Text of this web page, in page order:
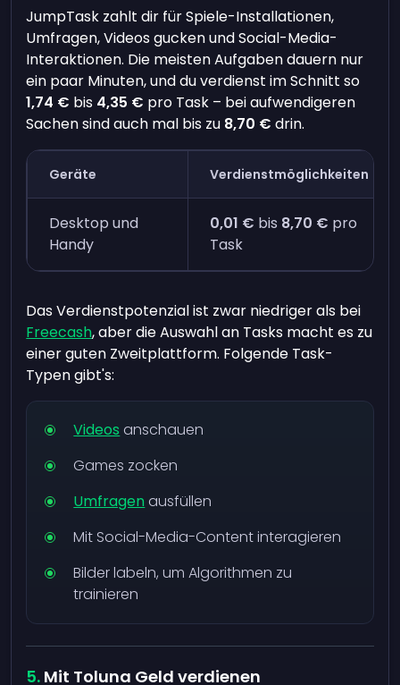
JumpTask zahlt dir für Spiele-Installationen,
Umfragen, Videos gucken und Social-Media-
Interaktionen. Die meisten Aufgaben dauern nur
ein paar Minuten, und du verdienst im Schnitt so
1,74 € bis 4,35 € pro Task – bei aufwendigeren
Sachen sind auch mal bis zu 8,70 € drin.
Geräte Verdienstmöglichkeiten
Desktop und
Handy
0,01 € bis 8,70 € pro
Task
Das Verdienstpotenzial ist zwar niedriger als bei
Freecash, aber die Auswahl an Tasks macht es zu
einer guten Zweitplattform. Folgende Task-
Typen gibt's:
Videos anschauen
Games zocken
Umfragen ausfüllen
Mit Social-Media-Content interagieren
Bilder labeln, um Algorithmen zu
trainieren
Mit Toluna Geld verdienen